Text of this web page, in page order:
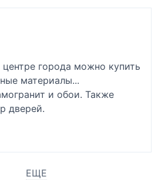
города можно купить
материалы...
и обои. Также
дверей.
ЕЩЕ